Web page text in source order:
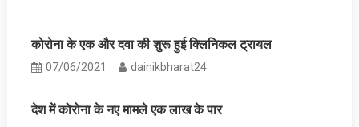
कोरोना के एक और दवा की शुरू हुई क्लिनिकल ट्रायल
07/06/2021 dainikbharat24
देश में कोरोना के नए मामले एक लाख के पार